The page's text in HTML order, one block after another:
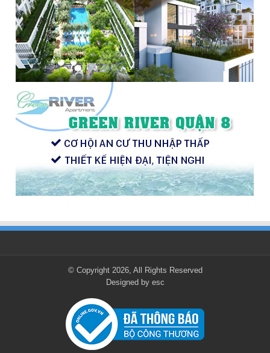
© Copyright 2026, All Rights Reserved
Designed by esc